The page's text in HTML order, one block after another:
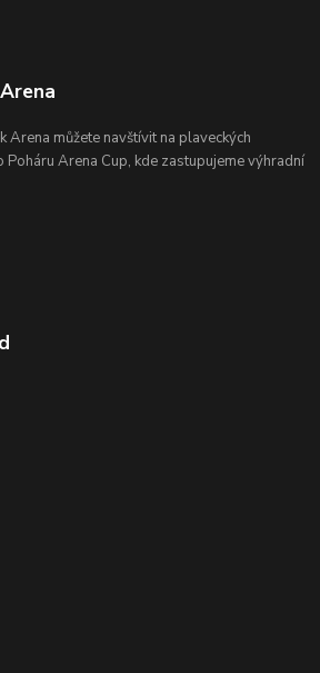
Arena můžete navštívit na plaveckých
Poháru Arena Cup, kde zastupujeme výhradní